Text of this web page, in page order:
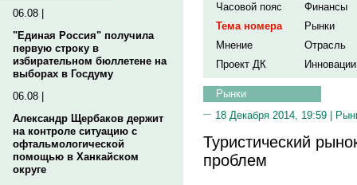
06.08 |
"Единая Россия" получила
первую строку в
избирательном бюллетене на
выборах в Госдуму
06.08 |
Александр Щербаков держит
на контроле ситуацию с
офтальмологической
помощью в Ханкайском
округе
Часовой пояс
Финансы
Тема номера
Рынки
Мнение
Отрасль
Проект ДК
Инновации
Рынки
18 Декабря 2014, 19:59 |
Туристический
проблем